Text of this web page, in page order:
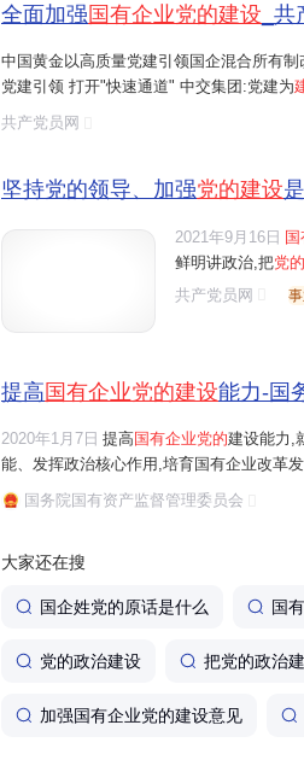
具体都要抓些啥
提高政治站位，把企业工作
深入学习党的创新理论，让
严肃政治生活：
严格落实"三会一课 "、 民主生
严明政治纪律和规矩，营造
培育政治文化：
弘扬忠诚老实、公道正派等
全面加强国有企业党的建设 _
中国黄金以高质量党建引领国企混合所有
党建引领 打开"快速通道" 中交集团:党建为
织做"处僵治困"的"顶梁柱" 中国铁建:红色支
共产党员网
坚持党的领导、加强党的建设是
2021年9月16日
鲜明讲政治,把党
共产党员网
提高国有企业党的建设能力-国
2020年1月7日 提高国有企业党的建设能力,
能、发挥政治核心作用,培育国有企业改革
干部提高政治站位,提升政治能力,树牢"四
国务院国有资产监督管理委员会
大家还在搜
国企姓党的原话是什么 国
党的政治建设 把党的政治
加强国有企业党的建设意见